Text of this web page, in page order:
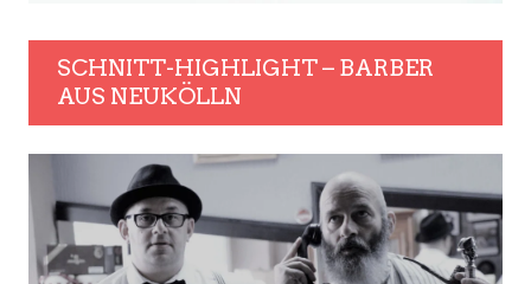
SCHNITT-HIGHLIGHT – BARBER
AUS NEUKÖLLN